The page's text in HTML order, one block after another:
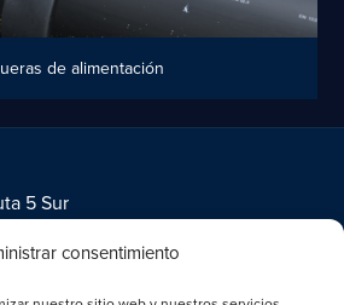
consentimiento
de alimentación
5 Sur